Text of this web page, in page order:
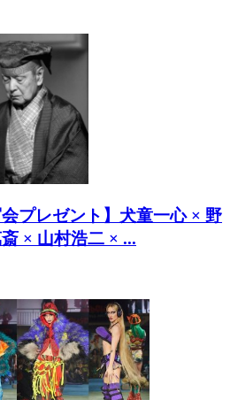
会プレゼント】犬童一心 × 野
× 山村浩二 × ...